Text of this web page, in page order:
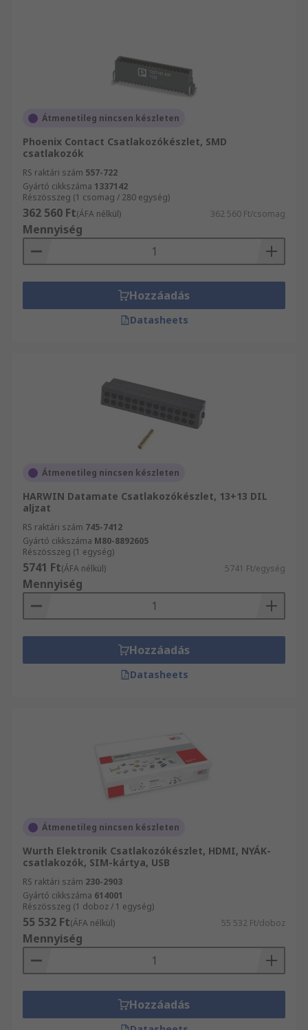
Átmenetileg nincsen készleten
Phoenix Contact Csatlakozókészlet, SMD
csatlakozók
RS raktári szám 557-722
Gyártó cikkszáma 1337142
Részösszeg (1 csomag / 280 egység)
362 560 Ft(ÁFA nélkül) 362 560 Ft/csomag
Mennyiség
Hozzáadás
Datasheets
Átmenetileg nincsen készleten
HARWIN Datamate Csatlakozókészlet, 13+13 DIL
aljzat
RS raktári szám 745-7412
Gyártó cikkszáma M80-8892605
Részösszeg (1 egység)
5741 Ft(ÁFA nélkül) 5741 Ft/egység
Mennyiség
Hozzáadás
Datasheets
Átmenetileg nincsen készleten
Wurth Elektronik Csatlakozókészlet, HDMI, NYÁK-
csatlakozók, SIM-kártya, USB
RS raktári szám 230-2903
Gyártó cikkszáma 614001
Részösszeg (1 doboz / 1 egység)
55 532 Ft(ÁFA nélkül) 55 532 Ft/doboz
Mennyiség
Hozzáadás